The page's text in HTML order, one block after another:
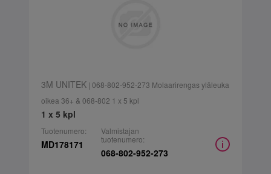
3M UNITEK| 068-802-952-273 Molaarirengas yläleuka
oikea 36+ & 068-802 1 x 5 kpl
1 x 5 kpl
Tuotenumero:
MD178171
Valmistajan
tuotenumero:
068-802-952-273